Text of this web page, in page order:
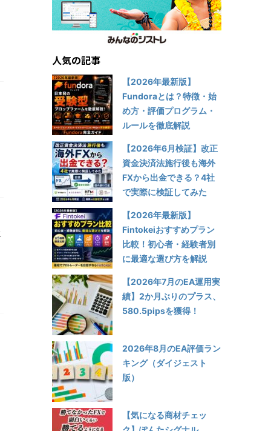
人気の記事
【2026年最新版】
Fundoraとは？特徴・始
め方・評価プログラム・
ルールを徹底解説
【2026年6月検証】改正
資金決済法施行後も海外
FXから出金できる？4社
で実際に検証してみた
【2026年最新版】
Fintokeiおすすめプラン
比較！初心者・経験者別
に最適な選び方を解説
【2026年7月のEA運用実
績】2か月ぶりのプラス、
580.5pipsを獲得！
2026年8月のEA評価ラン
キング（ダイジェスト
版）
【気になる商材チェッ